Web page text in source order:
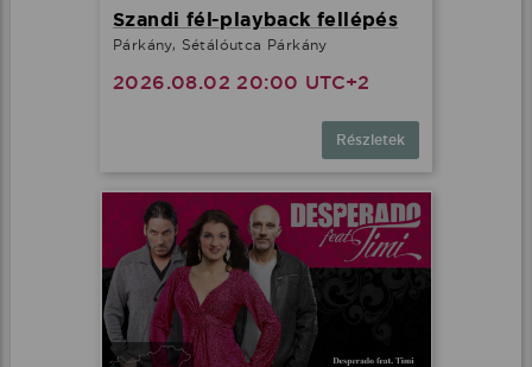
Szandi fél-playback fellépés
Párkány, Sétálóutca Párkány
2026.08.02 20:00 UTC+2
Részletek